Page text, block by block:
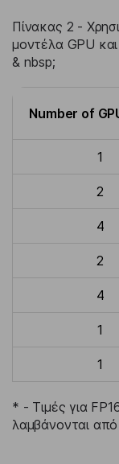
Πίνακας 2 -
μοντέλα GPU
& nbsp;
Number of
1
2
4
2
4
1
1
* - Τιμές για
λαμβάνονται